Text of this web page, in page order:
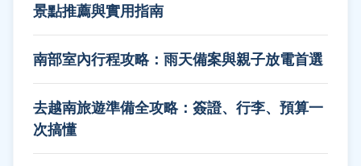
景點推薦與實用指南
南部室內行程攻略：雨天備案與親子放電首選
去越南旅遊準備全攻略：簽證、行李、預算一
次搞懂